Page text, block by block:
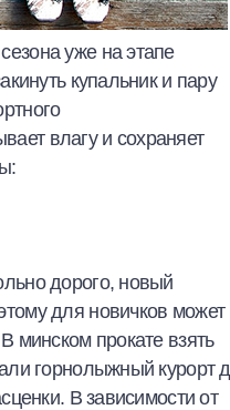
уже на этапе
купальник и пару
влагу и сохраняет
дорого, новый
для новичков может
минском прокате взять
горнолыжный курорт
В зависимости от